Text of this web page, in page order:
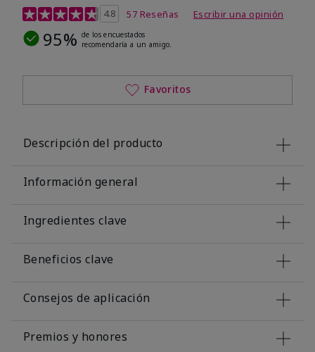
Calificación de clientes de 4,2 de 5
4.8 57 Reseñas Escribir una opinión
95% de los encuestados
recomendaría a un amigo.
Favoritos
Descripción del producto
Información general
Ingredientes clave
Beneficios clave
Consejos de aplicación
Premios y honores